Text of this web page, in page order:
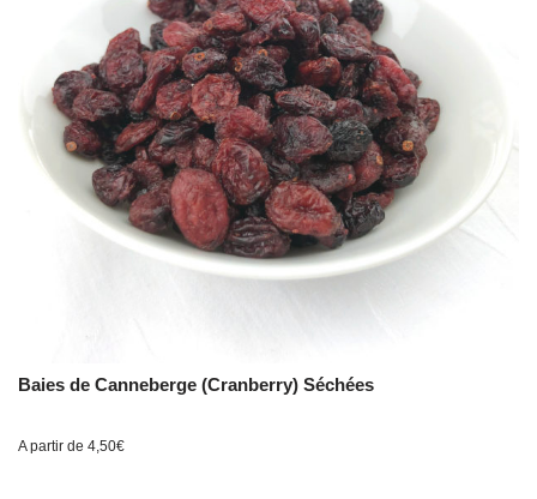
Baies de Canneberge (Cranberry) Séchées
A partir de 4,50€